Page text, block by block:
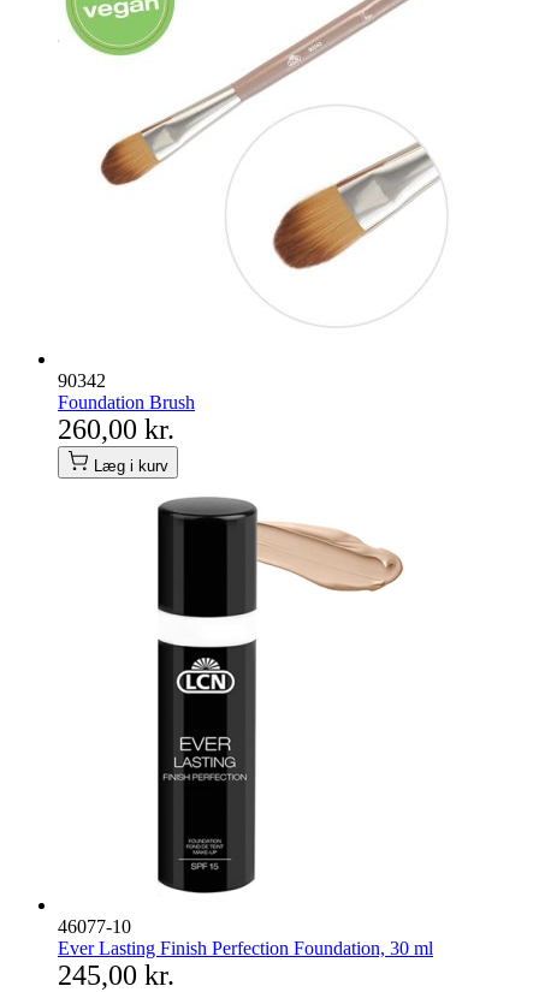
90342
Foundation Brush
260,00 kr.
Læg i kurv
46077-10
Ever Lasting Finish Perfection Foundation, 30 ml
245,00 kr.